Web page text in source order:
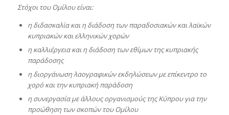
Στόχοι του Ομίλου είναι:
η διδασκαλία και η διάδοση των παραδοσιακών και λαϊκών
κυπριακών και ελληνικών χορών
η καλλιέργεια και η διάδοση των εθίμων της κυπριακής
παράδοσης
η διοργάνωση λαογραφικών εκδηλώσεων με επίκεντρο το
χορό και την κυπριακή παράδοση
η συνεργασία με άλλους οργανισμούς της Κύπρου για την
προώθηση των σκοπών του Ομίλου